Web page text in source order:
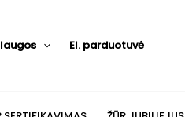
El. parduotuvė